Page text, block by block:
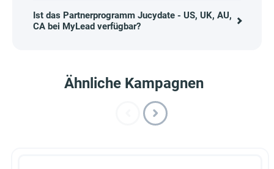
Ist das Partnerprogramm Jucydate - US, UK, AU,
CA bei MyLead verfügbar?
Ähnliche Kampagnen